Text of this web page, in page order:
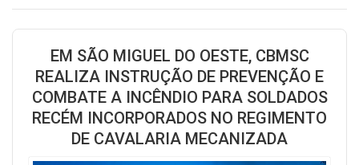
EM SÃO MIGUEL DO OESTE, CBMSC
REALIZA INSTRUÇÃO DE PREVENÇÃO E
COMBATE A INCÊNDIO PARA SOLDADOS
RECÉM INCORPORADOS NO REGIMENTO
DE CAVALARIA MECANIZADA